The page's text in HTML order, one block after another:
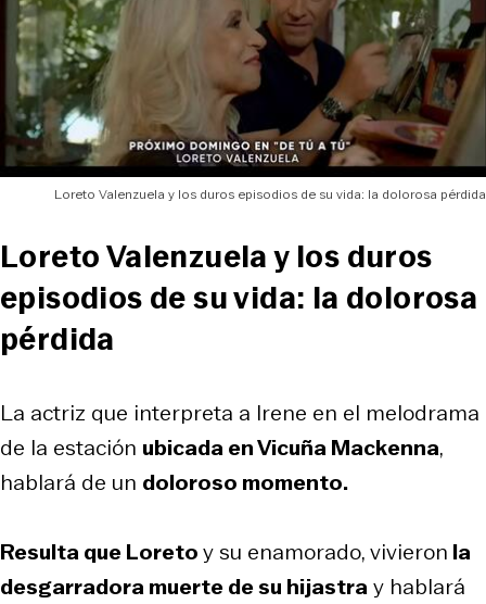
Loreto Valenzuela y los duros episodios de su vida: la dolorosa pérdida
Loreto Valenzuela y los duros
episodios de su vida: la dolorosa
pérdida
La actriz que interpreta a Irene en el melodrama
de la estación ubicada en Vicuña Mackenna,
hablará de un doloroso momento.
Resulta que Loretoy su enamorado, vivieron la
desgarradora muerte de su hijastray hablará